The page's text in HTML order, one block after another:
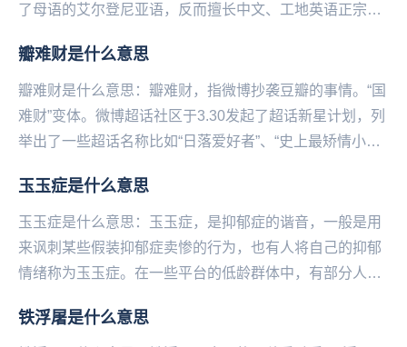
了母语的艾尔登尼亚语，反而擅长中文、工地英语正宗伦
仿...
瓣难财是什么意思
瓣难财是什么意思：瓣难财，指微‌‌‌‌‌‌‌博抄袭豆瓣的事情。“国
难财”变体。微博超话社区于3.30发起了超话新星计划，列
举出了一些超话名称比如“日落爱好者”、“史上最矫情小
玉玉症是什么意思
玉玉症是什么意思：玉玉症，是抑郁症的谐音，一般是用
来讽刺某些假装抑郁症卖惨的行为，也有人将自己的抑郁
情绪称为玉玉症。在一些平台的低龄群体中，有部分人喜
信...
铁浮屠是什么意思